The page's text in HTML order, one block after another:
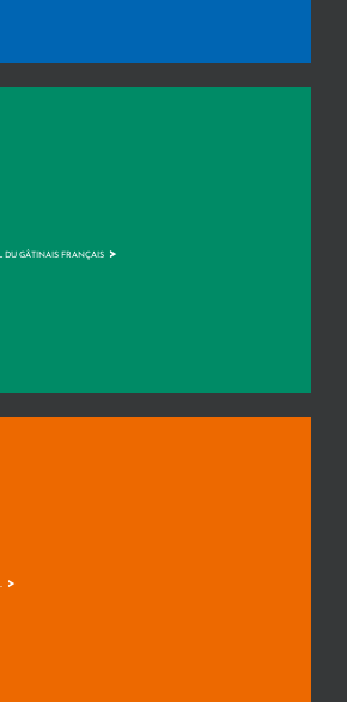
DU GÂTINAIS FRANÇAIS >
>